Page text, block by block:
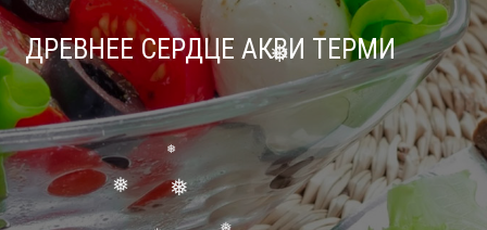
❅
❅
❅
ДРЕВНЕЕ СЕРДЦЕ АКВИ ТЕРМИ